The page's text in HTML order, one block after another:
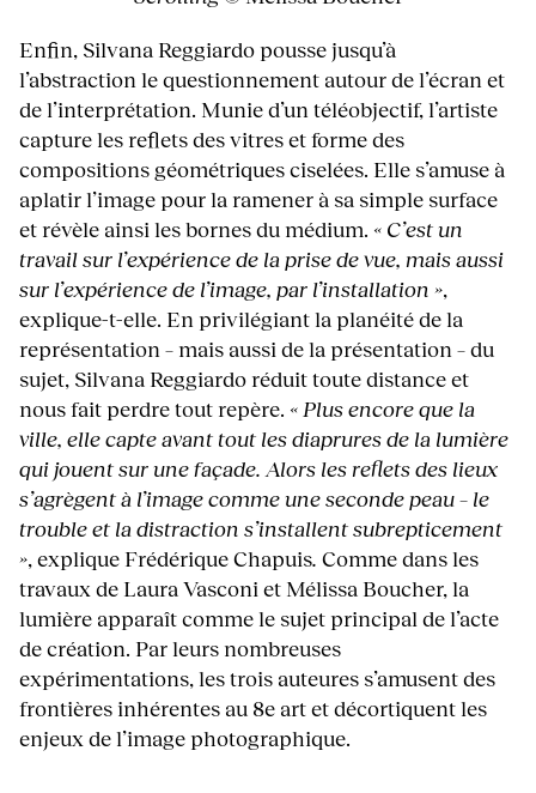
Enfin, Silvana Reggiardo pousse jusqu’à
l’abstraction le questionnement autour de l’écran et
de l’interprétation. Munie d’un téléobjectif, l’artiste
capture les reflets des vitres et forme des
compositions géométriques ciselées. Elle s’amuse à
aplatir l’image pour la ramener à sa simple surface
et révèle ainsi les bornes du médium. « C’est un
travail sur l’expérience de la prise de vue, mais aussi
sur l’expérience de l’image, par l’installation »,
explique-t-elle. En privilégiant la planéité de la
représentation – mais aussi de la présentation – du
sujet, Silvana Reggiardo réduit toute distance et
nous fait perdre tout repère. « Plus encore que la
ville, elle capte avant tout les diaprures de la lumière
qui jouent sur une façade. Alors les reflets des lieux
s’agrègent à l’image comme une seconde peau – le
trouble et la distraction s’installent subrepticement
», explique Frédérique Chapuis. Comme dans les
travaux de Laura Vasconi et Mélissa Boucher, la
lumière apparaît comme le sujet principal de l’acte
de création. Par leurs nombreuses
expérimentations, les trois auteures s’amusent des
frontières inhérentes au 8e art et décortiquent les
enjeux de l’image photographique.